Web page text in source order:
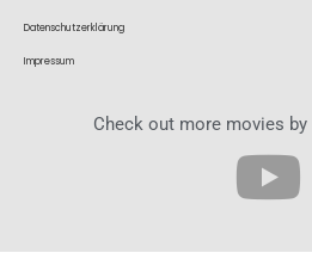
Datenschutzerklärung
Impressum
Check out more movies